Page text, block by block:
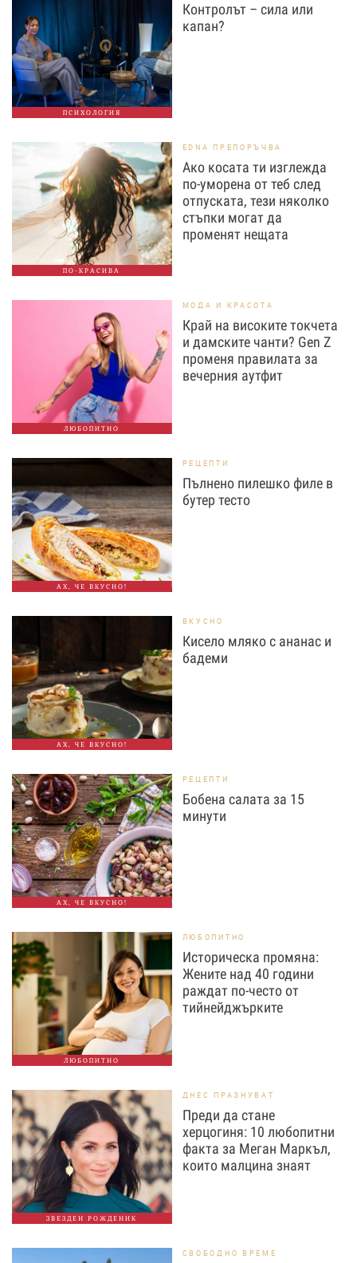
ПСИХОЛОГИЯ
Контролът – сила или
капан?
ПО-КРАСИВА
EDNA ПРЕПОРЪЧВА
Ако косата ти изглежда
по-уморена от теб след
отпуската, тези няколко
стъпки могат да
променят нещата
ЛЮБОПИТНО
МОДА И КРАСОТА
Край на високите токчета
и дамските чанти? Gen Z
променя правилата за
вечерния аутфит
АХ, ЧЕ ВКУСНО!
РЕЦЕПТИ
Пълнено пилешко филе в
бутер тесто
АХ, ЧЕ ВКУСНО!
ВКУСНО
Кисело мляко с ананас и
бадеми
АХ, ЧЕ ВКУСНО!
РЕЦЕПТИ
Бобена салата за 15
минути
ЛЮБОПИТНО
ЛЮБОПИТНО
Историческа промяна:
Жените над 40 години
раждат по-често от
тийнейджърките
ЗВЕЗДЕН РОЖДЕНИК
ДНЕС ПРАЗНУВАТ
Преди да стане
херцогиня: 10 любопитни
факта за Меган Маркъл,
които малцина знаят
СВОБОДНО ВРЕМЕ